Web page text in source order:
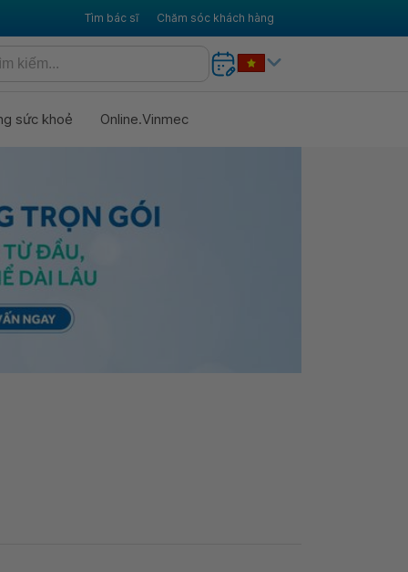
Tìm bác sĩ Chăm sóc khách hàng
sức khoẻ Online.Vinmec